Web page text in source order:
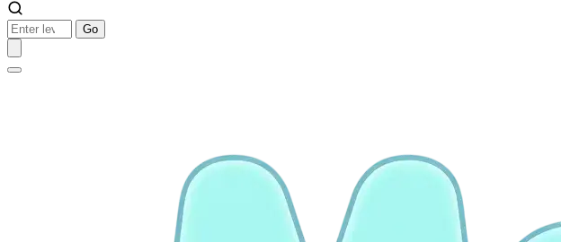
Go